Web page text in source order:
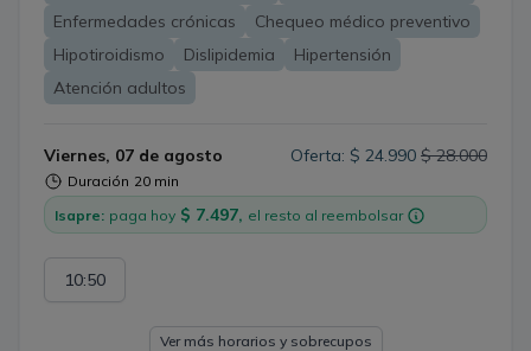
Enfermedades crónicas
Chequeo médico preventivo
Hipotiroidismo
Dislipidemia
Hipertensión
Atención adultos
Viernes, 07 de agosto
Duración 20 min
Oferta: $ 24.990 $ 28.000
Isapre: paga hoy $ 7.497, el resto al reembolsar
10:50
Ver más horarios y sobrecupos